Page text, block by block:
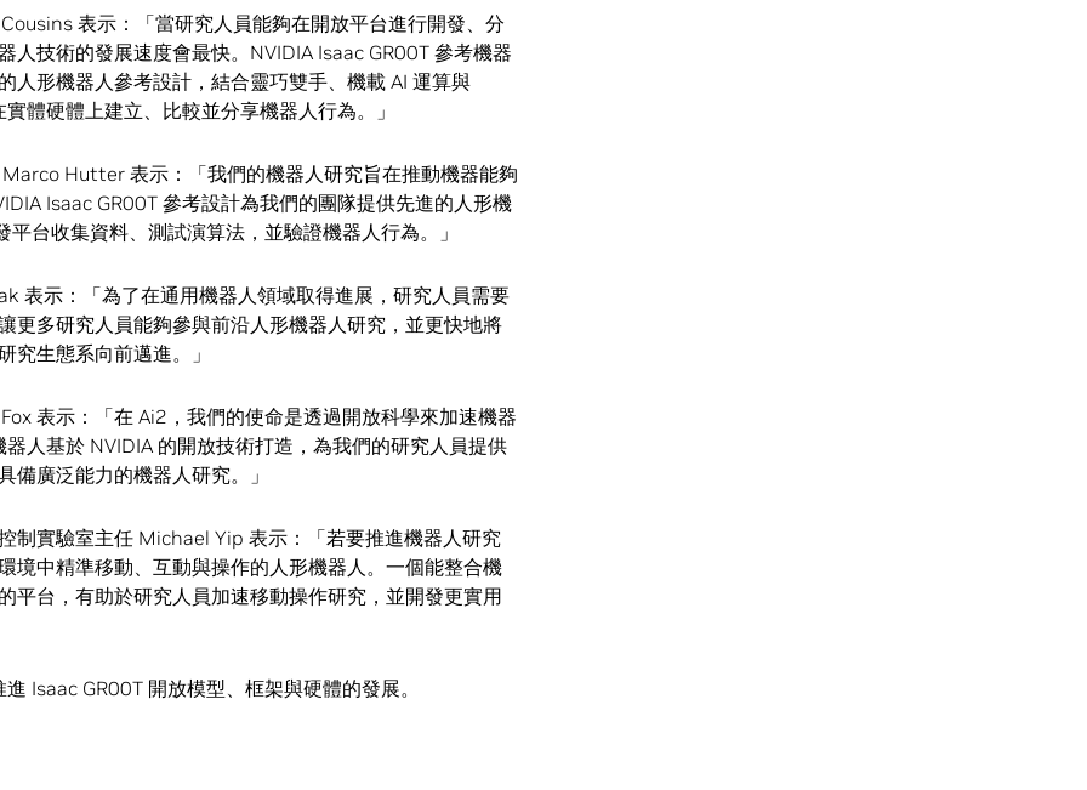
表示：「當研究人員能夠在開放平台進行開發、分
人技術的發展速度會最快。NVIDIA Isaac GR00T 參考機器
人形機器人參考設計，結合靈巧雙手、機載 AI 運算與
體硬體上建立、比較並分享機器人行為。」
Hutter 表示：「我們的機器人研究旨在推動機器能夠
Isaac GR00T 參考設計為我們的團隊提供先進的人形機
台收集資料、測試演算法，並驗證機器人行為。」
表示：「為了在通用機器人領域取得進展，研究人員需要
更多研究人員能夠參與前沿人形機器人研究，並更快地將
究生態系向前邁進。」
表示：「在 Ai2，我們的使命是透過開放科學來加速機器
人基於 NVIDIA 的開放技術打造，為我們的研究人員提供
備廣泛能力的機器人研究。」
制實驗室主任 Michael Yip 表示：「若要推進機器人研究
境中精準移動、互動與操作的人形機器人。一個能整合機
平台，有助於研究人員加速移動操作研究，並開發更實用
Isaac GR00T 開放模型、框架與硬體的發展。